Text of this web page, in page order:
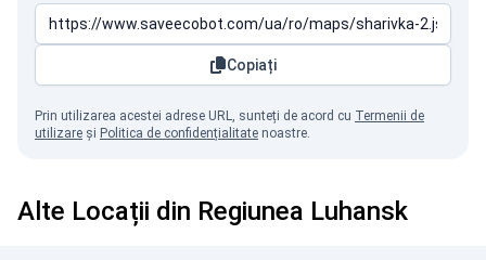
Copiați
Prin utilizarea acestei adrese URL, sunteți de acord cu Termenii de
utilizare și Politica de confidențialitate noastre.
Alte Locații din Regiunea Luhansk